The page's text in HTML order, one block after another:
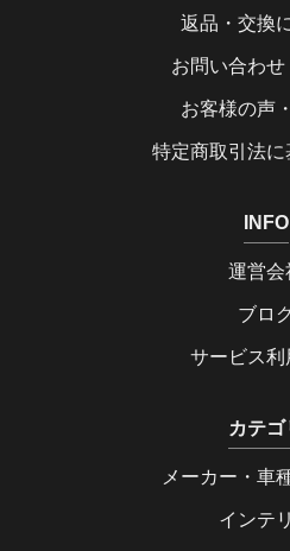
返品・交換
お問い合わ
お客様の声
特定商取引法
INFO
運営会
ブロ
サービス利
カテゴ
メーカー・車
インテ